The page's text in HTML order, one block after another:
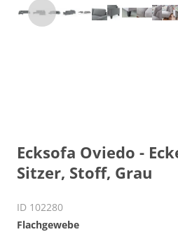
Ecksofa Oviedo -
Sitzer, Stoff, Grau
ID 102280
Flachgewebe